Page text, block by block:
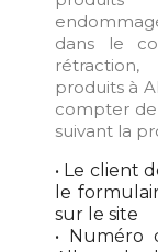
dans le
produits à
compter
suivant la
• Le client
le
sur le site
• Numéro